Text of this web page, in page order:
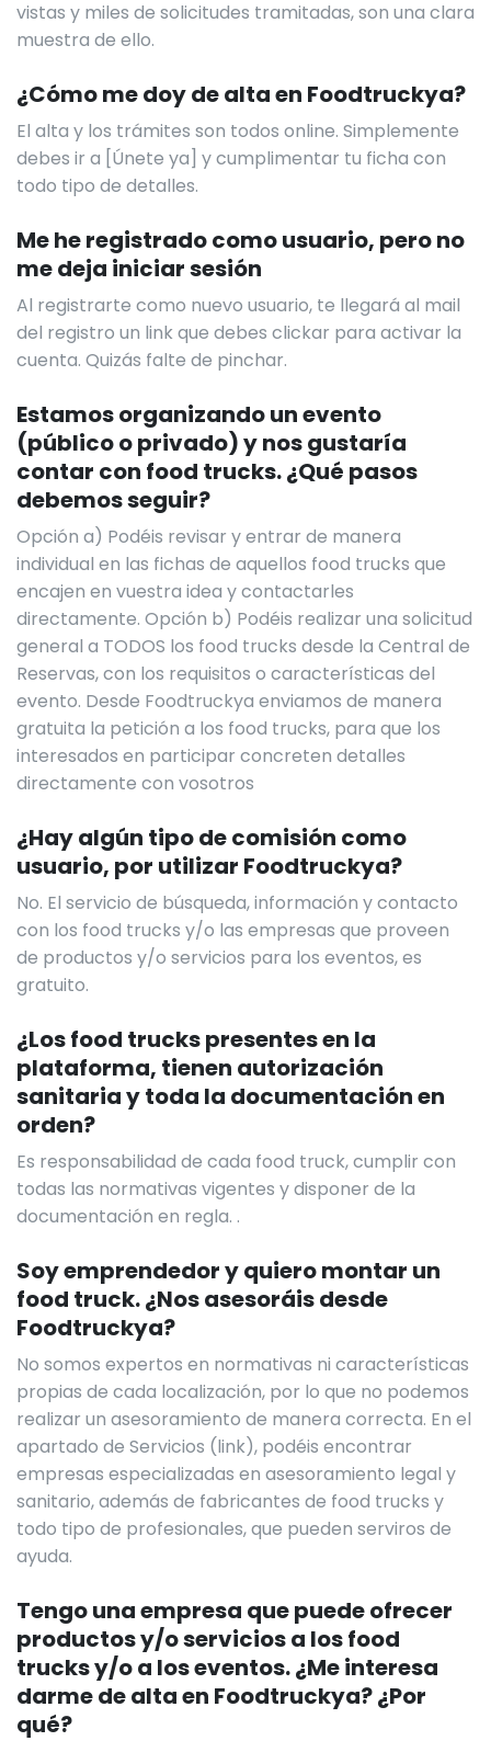
vistas y miles de solicitudes tramitadas, son una clara
muestra de ello.
¿Cómo me doy de alta en Foodtruckya?
El alta y los trámites son todos online. Simplemente
debes ir a [Únete ya] y cumplimentar tu ficha con
todo tipo de detalles.
Me he registrado como usuario, pero no
me deja iniciar sesión
Al registrarte como nuevo usuario, te llegará al mail
del registro un link que debes clickar para activar la
cuenta. Quizás falte de pinchar.
Estamos organizando un evento
(público o privado) y nos gustaría
contar con food trucks. ¿Qué pasos
debemos seguir?
Opción a) Podéis revisar y entrar de manera
individual en las fichas de aquellos food trucks que
encajen en vuestra idea y contactarles
directamente. Opción b) Podéis realizar una solicitud
general a TODOS los food trucks desde la Central de
Reservas, con los requisitos o características del
evento. Desde Foodtruckya enviamos de manera
gratuita la petición a los food trucks, para que los
interesados en participar concreten detalles
directamente con vosotros
¿Hay algún tipo de comisión como
usuario, por utilizar Foodtruckya?
No. El servicio de búsqueda, información y contacto
con los food trucks y/o las empresas que proveen
de productos y/o servicios para los eventos, es
gratuito.
¿Los food trucks presentes en la
plataforma, tienen autorización
sanitaria y toda la documentación en
orden?
Es responsabilidad de cada food truck, cumplir con
todas las normativas vigentes y disponer de la
documentación en regla. .
Soy emprendedor y quiero montar un
food truck. ¿Nos asesoráis desde
Foodtruckya?
No somos expertos en normativas ni características
propias de cada localización, por lo que no podemos
realizar un asesoramiento de manera correcta. En el
apartado de Servicios (link), podéis encontrar
empresas especializadas en asesoramiento legal y
sanitario, además de fabricantes de food trucks y
todo tipo de profesionales, que pueden serviros de
ayuda.
Tengo una empresa que puede ofrecer
productos y/o servicios a los food
trucks y/o a los eventos. ¿Me interesa
darme de alta en Foodtruckya? ¿Por
qué?